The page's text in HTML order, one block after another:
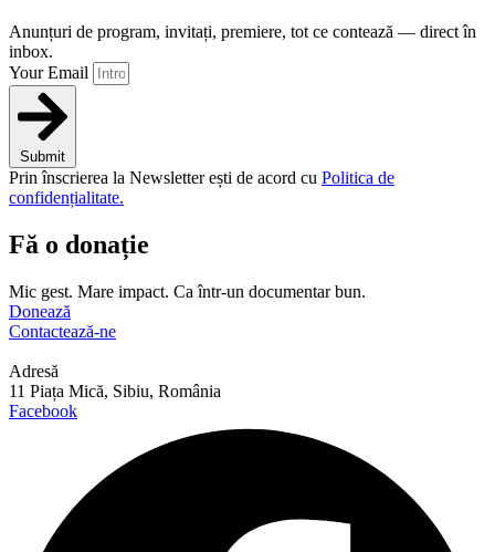
Anunțuri de program, invitați, premiere, tot ce contează — direct în
inbox.
Your Email
Submit
Prin înscrierea la Newsletter ești de acord cu Politica de
confidențialitate.
Fă o donație
Mic gest. Mare impact. Ca într-un documentar bun.
Donează
Contactează-ne
Adresă
11 Piața Mică, Sibiu, România
Facebook